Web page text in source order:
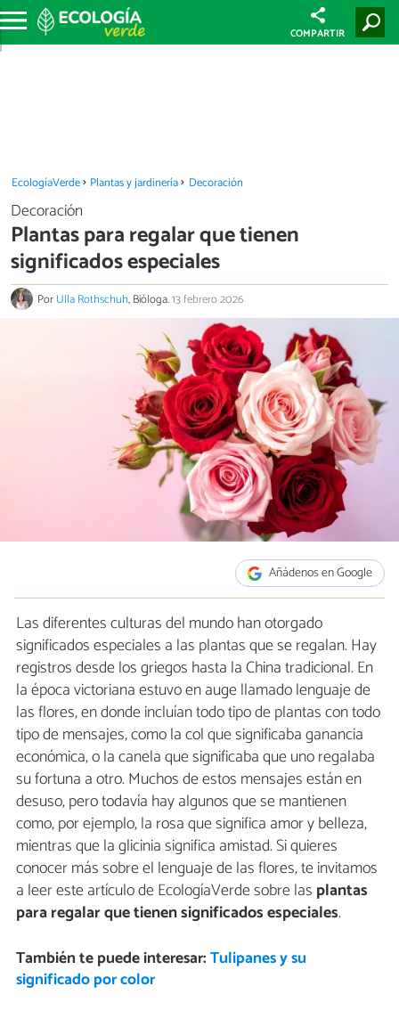
COMPARTIR
EcologíaVerde Plantas y jardinería Decoración
Decoración
Plantas para regalar que tienen
significados especiales
PorUlla Rothschuh, Bióloga.13 febrero 2026
Añádenos en Google
Las diferentes culturas del mundo han otorgado
significados especiales a las plantas que se regalan. Hay
registros desde los griegos hasta la China tradicional. En
la época victoriana estuvo en auge llamado lenguaje de
las flores, en donde incluían todo tipo de plantas con todo
tipo de mensajes, como la col que significaba ganancia
económica, o la canela que significaba que uno regalaba
su fortuna a otro. Muchos de estos mensajes están en
desuso, pero todavía hay algunos que se mantienen
como, por ejemplo, la rosa que significa amor y belleza,
mientras que la glicinia significa amistad. Si quieres
conocer más sobre el lenguaje de las flores, te invitamos
a leer este artículo de EcologíaVerde sobre las plantas
para regalar que tienen significados especiales.
También te puede interesar:Tulipanes y su
significado por color